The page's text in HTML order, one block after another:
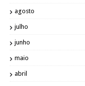
agosto
julho
junho
maio
abril